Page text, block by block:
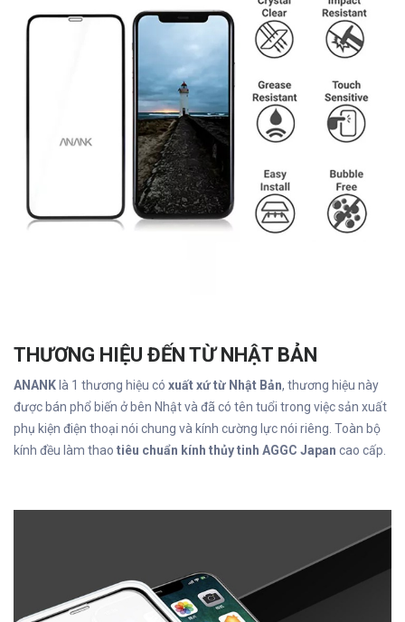
THƯƠNG HIỆU ĐẾN TỪ NHẬT BẢN
ANANK là 1 thương hiệu có xuất xứ từ Nhật Bản, thương hiệu này
được bán phổ biến ở bên Nhật và đã có tên tuổi trong việc sản xuất
phụ kiện điện thoại nói chung và kính cường lực nói riêng. Toàn bộ
kính đều làm thao tiêu chuẩn kính thủy tinh AGGC Japan cao cấp.